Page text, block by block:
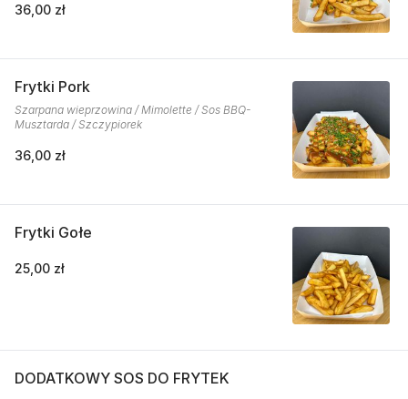
36,00 zł
Frytki Pork
Szarpana wieprzowina / Mimolette / Sos BBQ-
Musztarda / Szczypiorek
36,00 zł
Frytki Gołe
25,00 zł
DODATKOWY SOS DO FRYTEK